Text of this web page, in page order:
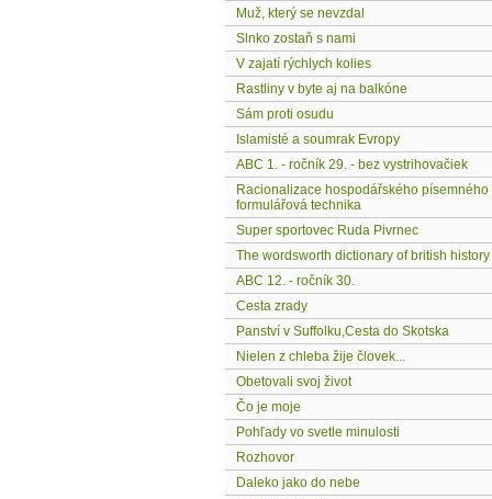
Muž, který se nevzdal
Slnko zostaň s nami
V zajatí rýchlych kolies
Rastliny v byte aj na balkóne
Sám proti osudu
Islamisté a soumrak Evropy
ABC 1. - ročník 29. - bez vystrihovačiek
Racionalizace hospodářského písemného
formulářová technika
Super sportovec Ruda Pivrnec
The wordsworth dictionary of british history
ABC 12. - ročník 30.
Cesta zrady
Panství v Suffolku,Cesta do Skotska
Nielen z chleba žije človek...
Obetovali svoj život
Čo je moje
Pohľady vo svetle minulosti
Rozhovor
Daleko jako do nebe